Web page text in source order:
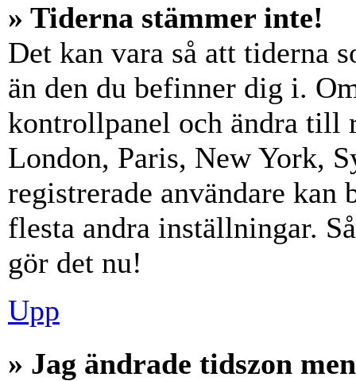
» Tiderna stämmer inte!
Det kan vara så att tiderna
än den du befinner dig i.
kontrollpanel och ändra till
London, Paris, New York,
registrerade användare kan
flesta andra inställningar.
gör det nu!
Upp
» Jag ändrade tidszon